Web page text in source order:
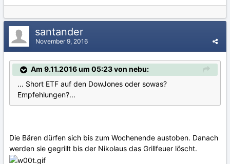
santander
November 9, 2016
Am 9.11.2016 um 05:23 von nebu:
... Short ETF auf den DowJones oder sowas?
Empfehlungen?...
Die Bären dürfen sich bis zum Wochenende austoben. Danach
werden sie gegrillt bis der Nikolaus das Grillfeuer löscht.